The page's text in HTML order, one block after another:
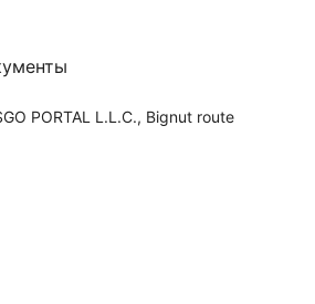
PORTAL L.L.C., Bignut route